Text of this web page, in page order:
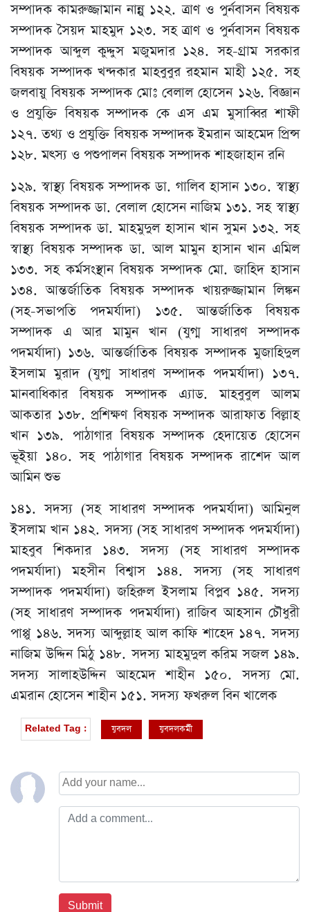
সম্পাদক কামরুজ্জামান নান্নু ১২২. ত্রাণ ও পুর্নবাসন বিষয়ক
সম্পাদক সৈয়দ মাহমুদ ১২৩. সহ ত্রাণ ও পুর্নবাসন বিষয়ক
সম্পাদক আব্দুল কুদ্দুস মজুমদার ১২৪. সহ-গ্রাম সরকার
বিষয়ক সম্পাদক খন্দকার মাহবুবুর রহমান মাহী ১২৫. সহ
জলবায়ু বিষয়ক সম্পাদক মোঃ বেলাল হোসেন ১২৬. বিজ্ঞান
ও প্রযুক্তি বিষয়ক সম্পাদক কে এস এম মুসাব্বির শাফী
১২৭. তথ্য ও প্রযুক্তি বিষয়ক সম্পাদক ইমরান আহমেদ প্রিন্স
১২৮. মৎস্য ও পশুপালন বিষয়ক সম্পাদক শাহজাহান রনি
১২৯. স্বাস্থ্য বিষয়ক সম্পাদক ডা. গালিব হাসান ১৩০. স্বাস্থ্য
বিষয়ক সম্পাদক ডা. বেলাল হোসেন নাজিম ১৩১. সহ স্বাস্থ্য
বিষয়ক সম্পাদক ডা. মাহমুদুল হাসান খান সুমন ১৩২. সহ
স্বাস্থ্য বিষয়ক সম্পাদক ডা. আল মামুন হাসান খান এমিল
১৩৩. সহ কর্মসংস্থান বিষয়ক সম্পাদক মো. জাহিদ হাসান
১৩৪. আন্তর্জাতিক বিষয়ক সম্পাদক খায়রুজ্জামান লিঙ্কন
(সহ-সভাপতি পদমর্যাদা) ১৩৫. আন্তর্জাতিক বিষয়ক
সম্পাদক এ আর মামুন খান (যুগ্ম সাধারণ সম্পাদক
পদমর্যাদা) ১৩৬. আন্তর্জাতিক বিষয়ক সম্পাদক মুজাহিদুল
ইসলাম মুরাদ (যুগ্ম সাধারণ সম্পাদক পদমর্যাদা) ১৩৭.
মানবাধিকার বিষয়ক সম্পাদক এ্যাড. মাহবুবুল আলম
আকতার ১৩৮. প্রশিক্ষণ বিষয়ক সম্পাদক আরাফাত বিল্লাহ
খান ১৩৯. পাঠাগার বিষয়ক সম্পাদক হেদায়েত হোসেন
ভূইয়া ১৪০. সহ পাঠাগার বিষয়ক সম্পাদক রাশেদ আল
আমিন শুভ
১৪১. সদস্য (সহ সাধারণ সম্পাদক পদমর্যাদা) আমিনুল
ইসলাম খান ১৪২. সদস্য (সহ সাধারণ সম্পাদক পদমর্যাদা)
মাহবুব শিকদার ১৪৩. সদস্য (সহ সাধারণ সম্পাদক
পদমর্যাদা) মহসীন বিশ্বাস ১৪৪. সদস্য (সহ সাধারণ
সম্পাদক পদমর্যাদা) জহিরুল ইসলাম বিপ্লব ১৪৫. সদস্য
(সহ সাধারণ সম্পাদক পদমর্যাদা) রাজিব আহসান চৌধুরী
পাপ্পু ১৪৬. সদস্য আব্দুল্লাহ আল কাফি শাহেদ ১৪৭. সদস্য
নাজিম উদ্দিন মিঠু ১৪৮. সদস্য মাহমুদুল করিম সজল ১৪৯.
সদস্য সালাহউদ্দিন আহমেদ শাহীন ১৫০. সদস্য মো.
এমরান হোসেন শাহীন ১৫১. সদস্য ফখরুল বিন খালেক
Related Tag : যুবদল যুবদলকর্মী